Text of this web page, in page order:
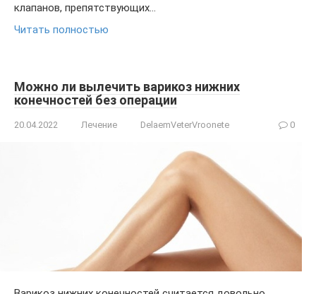
клапанов, препятствующих…
Читать полностью
Можно ли вылечить варикоз нижних
конечностей без операции
20.04.2022 Лечение DelaemVeterVroonete 0